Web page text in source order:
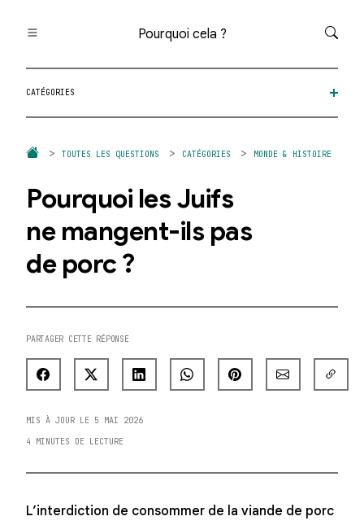
Pourquoi cela ?
Toutes les questions
Catégories
Question au hasard
CATÉGORIES
TOUTES LES QUESTIONS CATÉGORIES MONDE & HISTOIRE
Pourquoi les Juifs
ne mangent-ils pas
de porc ?
PARTAGER CETTE RÉPONSE
MIS À JOUR LE 5 MAI 2026
4 MINUTES DE LECTURE
L’interdiction de consommer de la viande de porc